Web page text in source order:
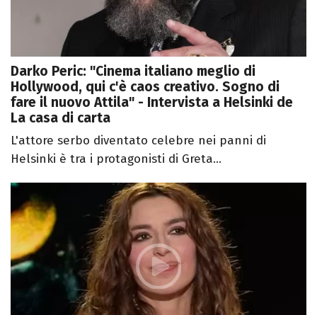
Darko Peric: "Cinema italiano meglio di
Hollywood, qui c'è caos creativo. Sogno di
fare il nuovo Attila" - Intervista a Helsinki de
La casa di carta
L'attore serbo diventato celebre nei panni di
Helsinki è tra i protagonisti di Greta...